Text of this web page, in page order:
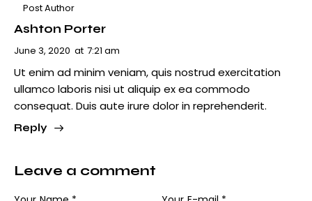
Post Author
Ashton Porter
June 3, 2020 at 7:21 am
Ut enim ad minim veniam, quis nostrud exercitation
ullamco laboris nisi ut aliquip ex ea commodo
consequat. Duis aute irure dolor in reprehenderit.
Reply
Leave a comment